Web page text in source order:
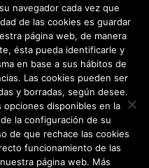
navegador cada vez que
de las cookies es guardar
página web, de manera
ésta pueda identificarle y
en base a sus hábitos de
Las cookies pueden ser
y borradas, según desee.
opciones disponibles en la
la configuración de su
de que rechace las cookies
funcionamiento de las
página web. Más